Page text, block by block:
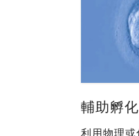
輔助孵化
利用物理或